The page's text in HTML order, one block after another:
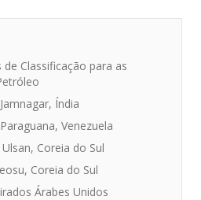
Classificação para as
Índia
Venezuela
Coreia do Sul
Coreia do Sul
Árabes Unidos